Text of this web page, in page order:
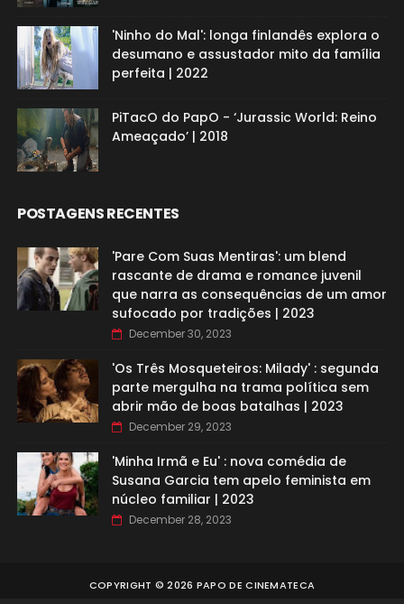
'Ninho do Mal': longa finlandês explora o
desumano e assustador mito da família
perfeita | 2022
PiTacO do PapO - ‘Jurassic World: Reino
Ameaçado’ | 2018
POSTAGENS RECENTES
'Pare Com Suas Mentiras': um blend
rascante de drama e romance juvenil
que narra as consequências de um amor
sufocado por tradições | 2023
December 30, 2023
'Os Três Mosqueteiros: Milady' : segunda
parte mergulha na trama política sem
abrir mão de boas batalhas | 2023
December 29, 2023
'Minha Irmã e Eu' : nova comédia de
Susana Garcia tem apelo feminista em
núcleo familiar | 2023
December 28, 2023
COPYRIGHT ©2026 PAPO DE CINEMATECA